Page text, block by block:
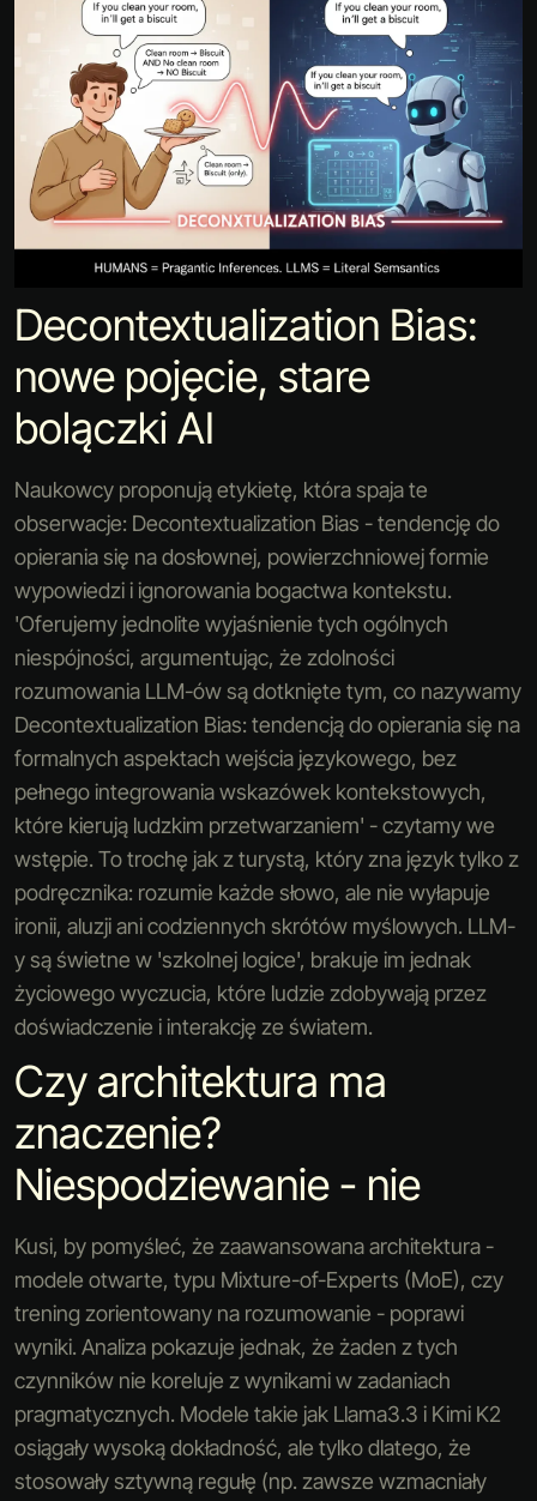
Decontextualization Bias:
nowe pojęcie, stare
bolączki AI
Naukowcy proponują etykietę, która spaja te
obserwacje: Decontextualization Bias - tendencję do
opierania się na dosłownej, powierzchniowej formie
wypowiedzi i ignorowania bogactwa kontekstu.
'Oferujemy jednolite wyjaśnienie tych ogólnych
niespójności, argumentując, że zdolności
rozumowania LLM-ów są dotknięte tym, co nazywamy
Decontextualization Bias: tendencją do opierania się na
formalnych aspektach wejścia językowego, bez
pełnego integrowania wskazówek kontekstowych,
które kierują ludzkim przetwarzaniem' - czytamy we
wstępie. To trochę jak z turystą, który zna język tylko z
podręcznika: rozumie każde słowo, ale nie wyłapuje
ironii, aluzji ani codziennych skrótów myślowych. LLM-
y są świetne w 'szkolnej logice', brakuje im jednak
życiowego wyczucia, które ludzie zdobywają przez
doświadczenie i interakcję ze światem.
Czy architektura ma
znaczenie?
Niespodziewanie - nie
Kusi, by pomyśleć, że zaawansowana architektura -
modele otwarte, typu Mixture-of-Experts (MoE), czy
trening zorientowany na rozumowanie - poprawi
wyniki. Analiza pokazuje jednak, że żaden z tych
czynników nie koreluje z wynikami w zadaniach
pragmatycznych. Modele takie jak Llama3.3 i Kimi K2
osiągały wysoką dokładność, ale tylko dlatego, że
stosowały sztywną regułę (np. zawsze wzmacniały